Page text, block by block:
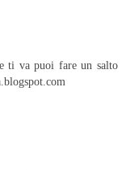
ti va puoi fare un salto